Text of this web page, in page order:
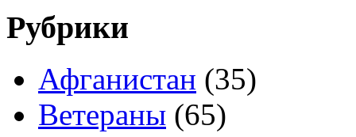
Рубрики
Афганистан (35)
Ветераны (65)